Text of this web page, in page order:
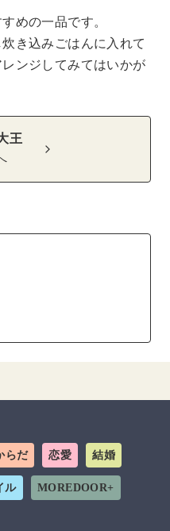
めの一品です。
き込みごはんに入れて
ンジしてみてはいかが
王
らだ 恋愛 結婚
ル MOREDOOR+